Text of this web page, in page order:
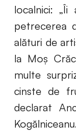
localnici:
petrecerea
alături de
la Moș
multe
cinste de
declarat
Kogălniceanu.